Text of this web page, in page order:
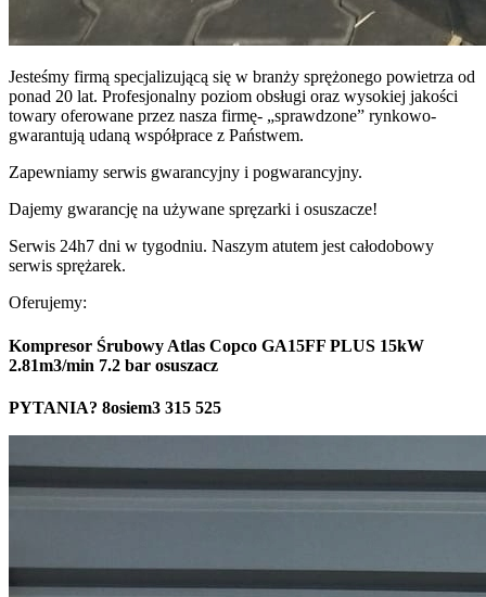
Jesteśmy firmą specjalizującą się w branży sprężonego powietrza od
ponad 20 lat. Profesjonalny poziom obsługi oraz wysokiej jakości
towary oferowane przez nasza firmę- „sprawdzone” rynkowo-
gwarantują udaną współprace z Państwem.
Zapewniamy serwis gwarancyjny i pogwarancyjny.
Dajemy gwarancję na używane spręzarki i osuszacze!
Serwis 24h7 dni w tygodniu. Naszym atutem jest całodobowy
serwis sprężarek.
Oferujemy:
Kompresor Śrubowy Atlas Copco GA15FF PLUS 15kW
2.81m3/min 7.2 bar osuszacz
PYTANIA? 8osiem3 315 525